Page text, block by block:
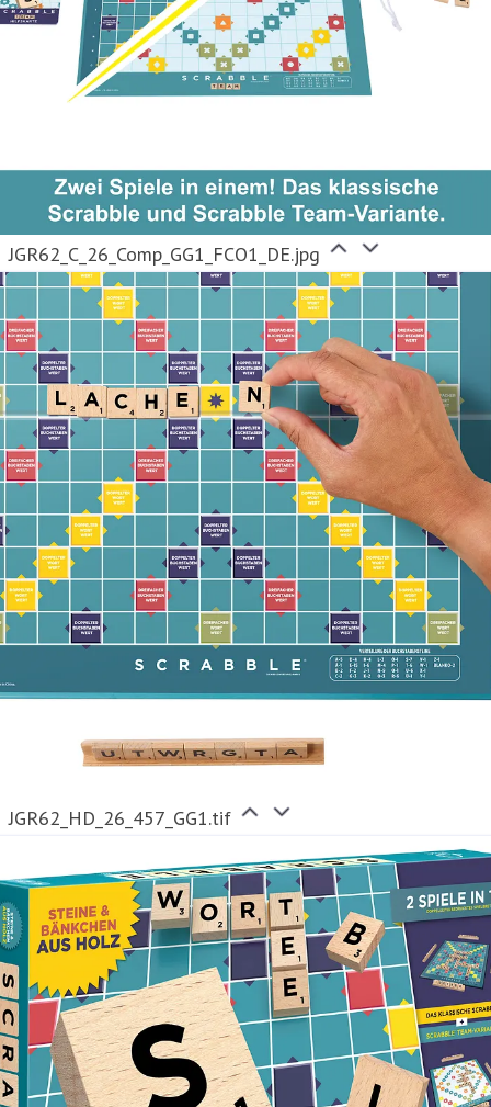
JGR62_C_26_Comp_GG1_FCO1_DE.jpg
JGR62_HD_26_457_GG1.tif